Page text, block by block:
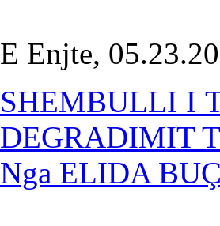
E Enjte,
SHEMBULLI I
DEGRADIMIT
Nga ELIDA